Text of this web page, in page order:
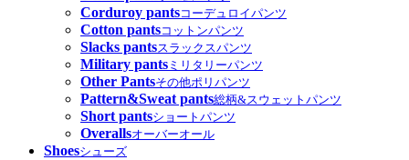
Corduroy pantsコーデュロイパンツ
Cotton pantsコットンパンツ
Slacks pantsスラックスパンツ
Military pants ミリタリーパンツ
Other Pantsその他ポリパンツ
Pattern&Sweat pants総柄&スウェットパンツ
Short pantsショートパンツ
Overallsオーバーオール
Shoesシューズ